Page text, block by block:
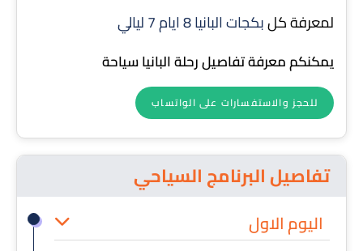
لمعرفة كلبكجات البانيا 8 ايام 7 ليالي
يمكنكم معرفة تفاصيل رحلة البانيا سياحة
للحجز والاستفسارات على الواتساب
تفاصيل البرنامج السياحي
اليوم الاول